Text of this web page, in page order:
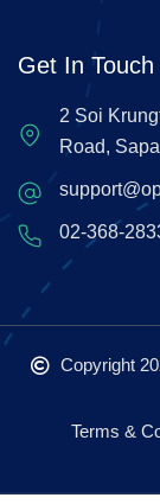
Get In Touch
2 Soi
Road,
02-368-
Copyright
Terms &